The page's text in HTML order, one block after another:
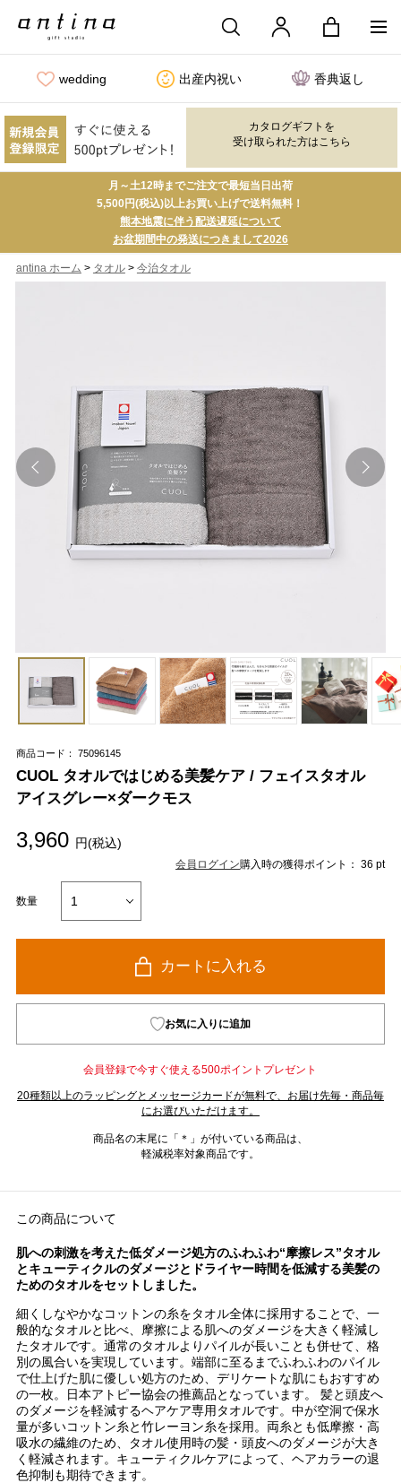
wedding 出産内祝い 香典返し
カタログギフトを
受け取られた方はこちら
月～土12時までご注文で最短当日出荷
5,500円(税込)以上お買い上げで送料無料！
熊本地震に伴う配送遅延について
お盆期間中の発送につきまして2026
antina ホーム > タオル> 今治タオル
商品コード： 75096145
CUOL タオルではじめる美髪ケア / フェイスタオル
アイスグレー×ダークモス
3,960 円(税込)
会員ログイン購入時の獲得ポイント： 36 pt
数量
カートに入れる
お気に入りに追加
会員登録で今すぐ使える500ポイントプレゼント
20種類以上のラッピングとメッセージカードが無料で、お届け先毎・商品毎
にお選びいただけます。
商品名の末尾に「＊」が付いている商品は、
軽減税率対象商品です。
この商品について
肌への刺激を考えた低ダメージ処方のふわふわ“摩擦レス”タオル
とキューティクルのダメージとドライヤー時間を低減する美髪の
ためのタオルをセットしました。
細くしなやかなコットンの糸をタオル全体に採用することで、一
般的なタオルと比べ、摩擦による肌へのダメージを大きく軽減し
たタオルです。通常のタオルよりパイルが長いことも併せて、格
別の風合いを実現しています。端部に至るまでふわふわのパイル
で仕上げた肌に優しい処方のため、デリケートな肌にもおすすめ
の一枚。日本アトピー協会の推薦品となっています。 髪と頭皮へ
のダメージを軽減するヘアケア専用タオルです。中が空洞で保水
量が多いコットン糸と竹レーヨン糸を採用。両糸とも低摩擦・高
吸水の繊維のため、タオル使用時の髪・頭皮へのダメージが大き
く軽減されます。キューティクルケアによって、ヘアカラーの退
色抑制も期待できます。